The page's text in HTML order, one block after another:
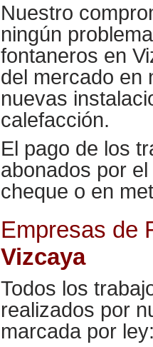
Nuestro
ningún
fontaneros en
del mercado en
nuevas
calefacción.
El pago de los
abonados por
cheque o en
Empresas de
Vizcaya
Todos los
realizados por
marcada por